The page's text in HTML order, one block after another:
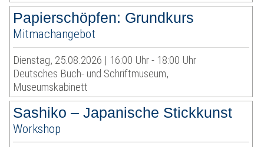
Papierschöpfen: Grundkurs
Mitmachangebot
Dienstag, 25.08.2026 | 16:00 Uhr - 18:00 Uhr
Deutsches Buch- und Schriftmuseum,
Museumskabinett
Sashiko – Japanische Stickkunst
Workshop